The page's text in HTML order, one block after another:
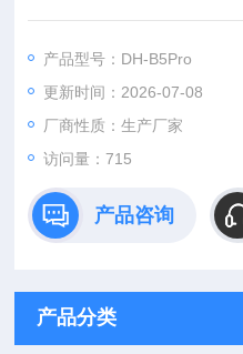
触摸屏，人性化设计操作更简
产品型号：DH-B5Pro
更新时间：2026-07-08
厂商性质：生产厂家
访问量：715
产品咨询
产品分类